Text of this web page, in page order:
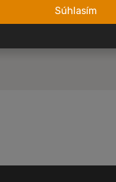
Súhlasím
Sledujte nás na